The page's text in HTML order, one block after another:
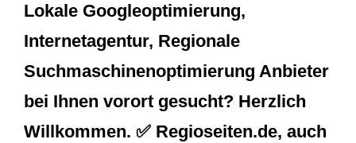
Lokale Googleoptimierung,
Internetagentur, Regionale
Suchmaschinenoptimierung Anbieter
bei Ihnen vorort gesucht? Herzlich
Willkommen. ✅ Regioseiten.de, auch